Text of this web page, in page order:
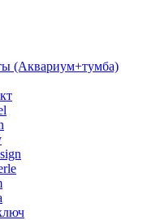
(Аквариум+тумба)